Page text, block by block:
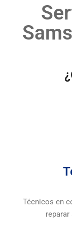
Técnicos en